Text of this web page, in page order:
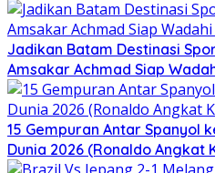
Jadikan Batam Destinasi
Amsakar Achmad Siap
15 Gempuran Antar Spanyol
Dunia 2026 (Ronaldo Angkat